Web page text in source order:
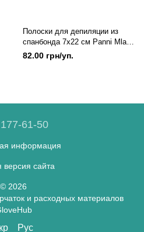
Полоски для депиляции из
спанбонда 7х22 см Panni Mlada
(100 шт/пач) 80 г/м2, Белый
82.00 грн/уп.
61-50
информация
версия сайта
© 2026
и расходных материалов
Рус